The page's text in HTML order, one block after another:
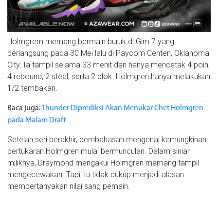
Holmgrem memang bermain buruk di Gim 7 yang
berlangsung pada 30 Mei lalu di Paycom Centen, Oklahoma
City. Ia tampil selama 33 menit dan hanya mencetak 4 poin,
4 rebound, 2 steal, serta 2 blok. Holmgren hanya melakukan
1/2 tembakan.
Baca juga:Thunder Diprediksi Akan Menukar Chet Holmgren
pada Malam Draft
Setelah seri berakhir, pembahasan mengenai kemungkinan
pertukaran Holmgren mulai bermunculan. Dalam siniar
miliknya, Draymond mengakui Holmgren memang tampil
mengecewakan. Tapi itu tidak cukup menjadi alasan
mempertanyakan nilai sang pemain.